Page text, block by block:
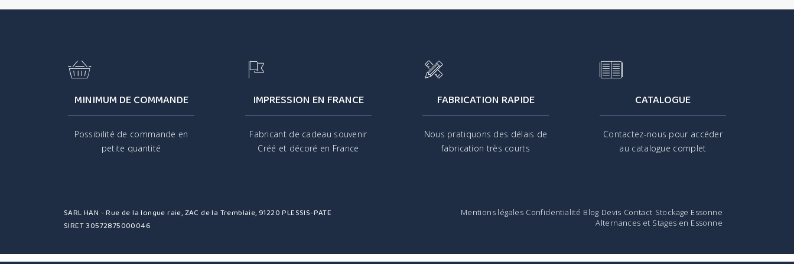
MINIMUM DE COMMANDE
Possibilité de commande en
petite quantité
IMPRESSION EN FRANCE
Fabricant de cadeau souvenir
Créé et décoré en France
FABRICATION RAPIDE
Nous pratiquons des délais de
fabrication très courts
CATALOGUE
Contactez-nous pour accéder
au catalogue complet
SARL HAN - Rue de la longue raie, ZAC de la Tremblaie, 91220 PLESSIS-PATE
SIRET 30572875000046
Mentions légales Confidentialité Blog Devis Contact Stockage Essonne
Alternances et Stages en Essonne